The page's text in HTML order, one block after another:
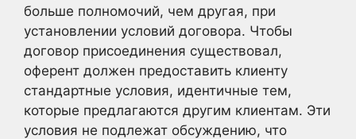
больше полномочий, чем другая, при
установлении условий договора. Чтобы
договор присоединения существовал,
оферент должен предоставить клиенту
стандартные условия, идентичные тем,
которые предлагаются другим клиентам. Эти
условия не подлежат обсуждению, что